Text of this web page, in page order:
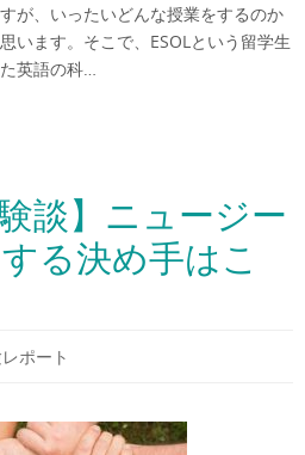
が、いったいどんな授業をするのか
います。そこで、ESOLという留学生
英語の科…
談】ニュージー
る決め手はこ
ポート